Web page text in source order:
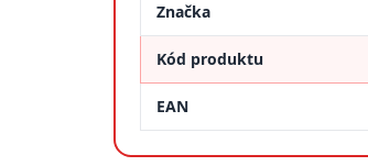
Značka
Kód produktu
EAN